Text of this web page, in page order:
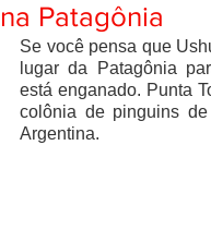
na Patagônia
Se você pensa que
lugar da Patagônia
está enganado. Punta
colônia de pinguins
Argentina.